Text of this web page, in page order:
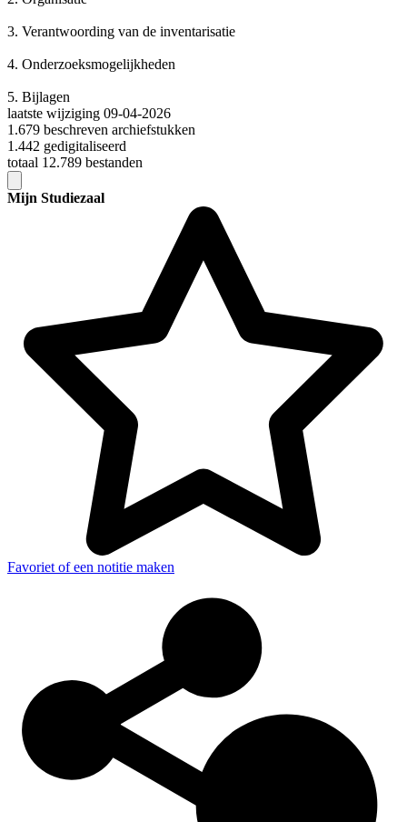
3. Verantwoording van de inventarisatie
4. Onderzoeksmogelijkheden
5. Bijlagen
laatste wijziging 09-04-2026
1.679 beschreven archiefstukken
1.442 gedigitaliseerd
totaal 12.789 bestanden
Mijn Studiezaal
Favoriet of een notitie maken